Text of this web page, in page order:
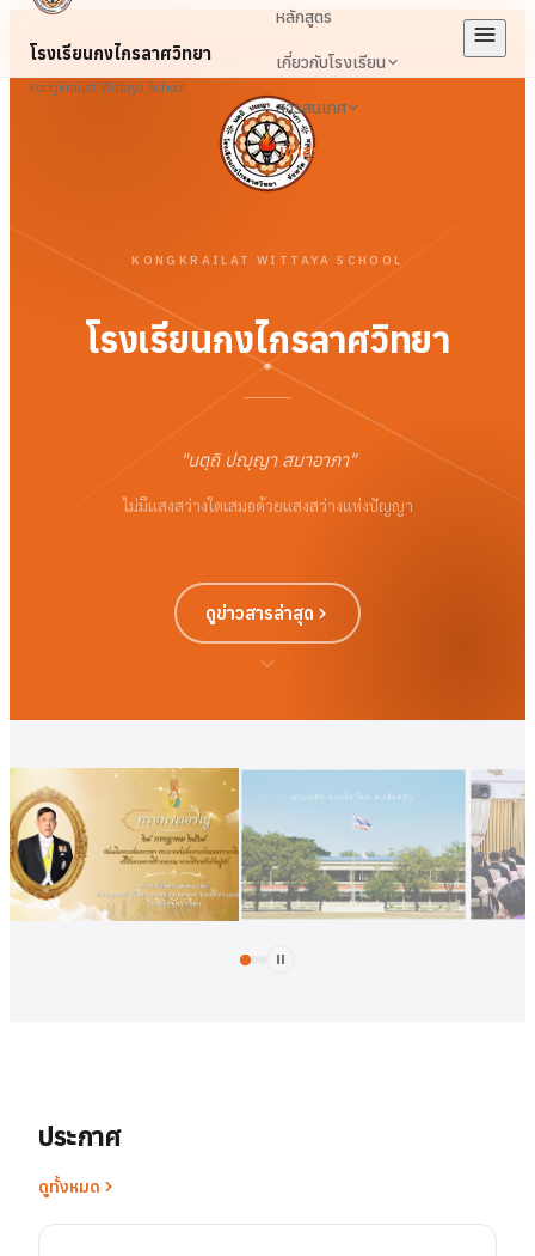
โรงเรียนกงไกรลาศวิทยา
Kongkrailat Wittaya School
หลักสูตร
เกี่ยวกับโรงเรียน
สารสนเทศ
เข้าสู่ระบบ
KONGKRAILAT WITTAYA SCHOOL
โรงเรียนกงไกรลาศวิทยา
"นตฺถิ ปญฺญา สมาอาภา"
ไม่มีแสงสว่างใดเสมอด้วยแสงสว่างแห่งปัญญา
ดูข่าวสารล่าสุด
ประกาศ
ดูทั้งหมด